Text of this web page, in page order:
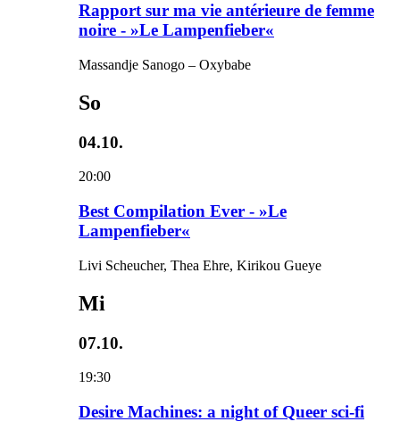
Rapport sur ma vie antérieure de femme
noire - »Le Lampenfieber«
Massandje Sanogo – Oxybabe
So
04.10.
20:00
Best Compilation Ever - »Le
Lampenfieber«
Livi Scheucher, Thea Ehre, Kirikou Gueye
Mi
07.10.
19:30
Desire Machines: a night of Queer sci-fi